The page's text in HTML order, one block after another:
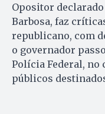
Opositor
Barbosa, faz
republicano, com
o governador
Polícia Federal, no
públicos